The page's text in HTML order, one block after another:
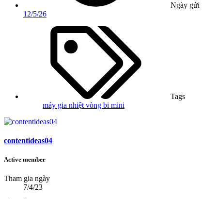
Ngày gửi
12/5/26
Tags
máy gia nhiệt vòng bi mini
contentideas04
Active member
Tham gia ngày
7/4/23